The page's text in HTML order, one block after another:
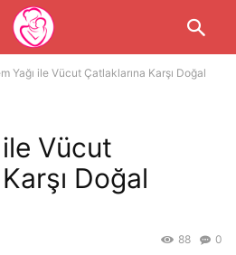
Yağı ile Vücut Çatlaklarına Karşı Doğal
ile Vücut
Doğal
0
88